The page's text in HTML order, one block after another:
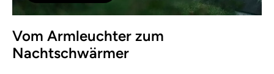
Vom Armleuchter zum
Nachtschwärmer